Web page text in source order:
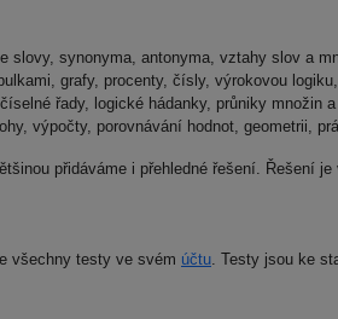
slovy, synonyma, antonyma, vztahy slov a
grafy, procenty, čísly, výrokovou
řady, logické hádanky, průniky množin a
výpočty, porovnávání hodnot, geometrii,
přidáváme i přehledné řešení. Řešení
všechny testy ve svém účtu . Testy jsou ke